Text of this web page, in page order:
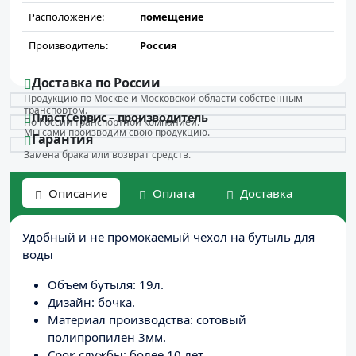
Расположение:
помещение
Производитель:
Россия
Доставка по России
Продукцию по Москве и Московской области собственным
транспортом.
По России транспортной компанией.
ПластСервис – производитель
Мы сами производим свою продукцию.
Гарантия
Замена брака или возврат средств.
Описание Оплата Доставка
Удобный и не промокаемый чехол на бутыль для
воды
Объем бутыля: 19л.
Дизайн: бочка.
Материал производства: сотовый
полипропилен 3мм.